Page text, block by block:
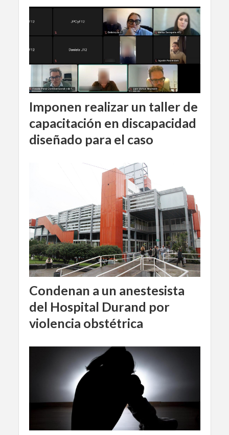
Imponen realizar un taller de
capacitación en discapacidad
diseñado para el caso
Condenan a un anestesista
del Hospital Durand por
violencia obstétrica